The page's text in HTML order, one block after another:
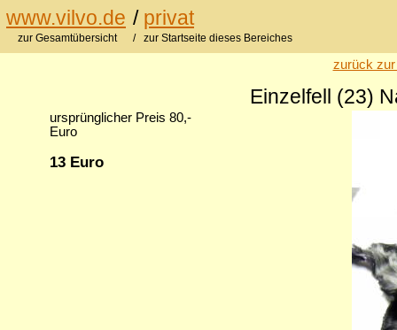
www.vilvo.de / privat
zur Gesamtübersicht / zur Startseite dieses Bereiches
zurück
Einzelfell (23)
ursprünglicher Preis 80,-
Euro
13 Euro